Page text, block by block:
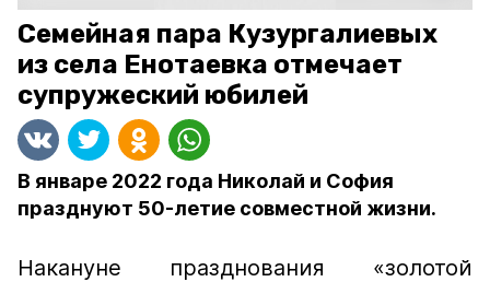
Семейная пара Кузургалиевых
из села Енотаевка отмечает
супружеский юбилей
В январе 2022 года Николай и София
празднуют 50-летие совместной жизни.
Накануне празднования «золотой